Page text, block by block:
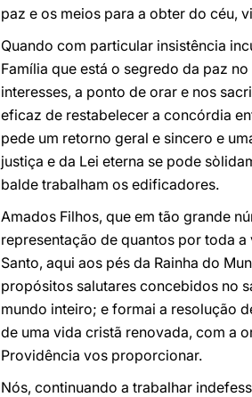
paz e os meios para a obter do céu,
Quando com particular insistência
Família que está o segredo da paz
interesses, a ponto de orar e nos
eficaz de restabelecer a concórdia
pede um retorno geral e sincero e
justiça e da Lei eterna se pode
balde trabalham os edificadores.
Amados Filhos, que em tão grande
representação de quantos por toda
Santo, aqui aos pés da Rainha do
propósitos salutares concebidos no
mundo inteiro; e formai a resolução
de uma vida cristã renovada, com a
Providência vos proporcionar.
Nós, continuando a trabalhar